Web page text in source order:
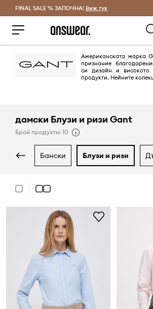
Спестявай с Answear Club
FINAL SALE % ЗАПОЧНА! Виж тук
Американската марка
признание
си дизайн и високото
продукти. Нейните
дамски Блузи и ризи Gant
Брой продукти: 10
бански блузи и ризи